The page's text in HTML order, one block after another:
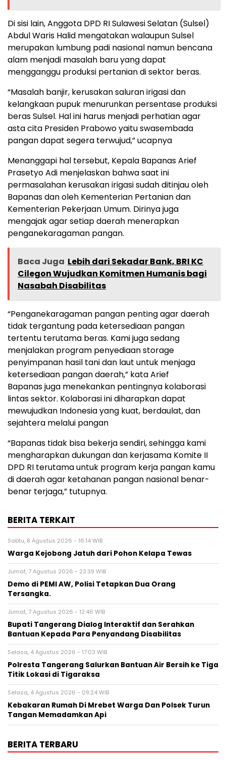
Di sisi lain, Anggota DPD RI Sulawesi Selatan (Sulsel)
Abdul Waris Halid mengatakan walaupun Sulsel
merupakan lumbung padi nasional namun bencana
alam menjadi masalah baru yang dapat
mengganggu produksi pertanian di sektor beras.
“Masalah banjir, kerusakan saluran irigasi dan
kelangkaan pupuk menurunkan persentase produksi
beras Sulsel. Hal ini harus menjadi perhatian agar
asta cita Presiden Prabowo yaitu swasembada
pangan dapat segera terwujud,” ucapnya
Menanggapi hal tersebut, Kepala Bapanas Arief
Prasetyo Adi menjelaskan bahwa saat ini
permasalahan kerusakan irigasi sudah ditinjau oleh
Bapanas dan oleh Kementerian Pertanian dan
Kementerian Pekerjaan Umum. Dirinya juga
mengajak agar setiap daerah menerapkan
penganekaragaman pangan.
Baca Juga Lebih dari Sekadar Bank, BRI KC
Cilegon Wujudkan Komitmen Humanis bagi
Nasabah Disabilitas
“Penganekaragaman pangan penting agar daerah
tidak tergantung pada ketersediaan pangan
tertentu terutama beras. Kami juga sedang
menjalakan program penyediaan storage
penyimpanan hasil tani dan laut untuk menjaga
ketersediaan pangan daerah,” kata Arief
Bapanas juga menekankan pentingnya kolaborasi
lintas sektor. Kolaborasi ini diharapkan dapat
mewujudkan Indonesia yang kuat, berdaulat, dan
sejahtera melalui pangan
“Bapanas tidak bisa bekerja sendiri, sehingga kami
mengharapkan dukungan dan kerjasama Komite II
DPD RI terutama untuk program kerja pangan kamu
di daerah agar ketahanan pangan nasional benar-
benar terjaga,” tutupnya.
BERITA TERKAIT
Sabtu, 8 Agustus 2026 - 16:14 WIB
Warga Kejobong Jatuh dari Pohon Kelapa Tewas
Jumat, 7 Agustus 2026 - 23:39 WIB
Demo di PEMI AW, Polisi Tetapkan Dua Orang
Tersangka.
Jumat, 7 Agustus 2026 - 12:46 WIB
Bupati Tangerang Dialog Interaktif dan Serahkan
Bantuan Kepada Para Penyandang Disabilitas
Selasa, 4 Agustus 2026 - 17:03 WIB
Polresta Tangerang Salurkan Bantuan Air Bersih ke Tiga
Titik Lokasi di Tigaraksa
Selasa, 4 Agustus 2026 - 09:24 WIB
Kebakaran Rumah Di Mrebet Warga Dan Polsek Turun
Tangan Memadamkan Api
BERITA TERBARU